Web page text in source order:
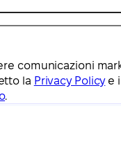
comunicazioni
la Privacy Policye i
.